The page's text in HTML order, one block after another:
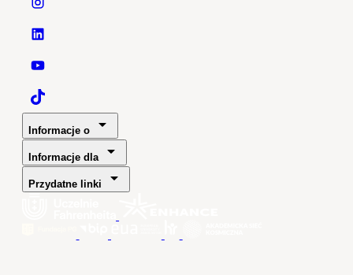
Politechnika Gdańska - Instagram
Politechnika Gdańska - LinkedIn
Politechnika Gdańska - YouTube
Politechnika Gdańska - TaikTok
Informacje o
Informacje dla
Przydatne linki